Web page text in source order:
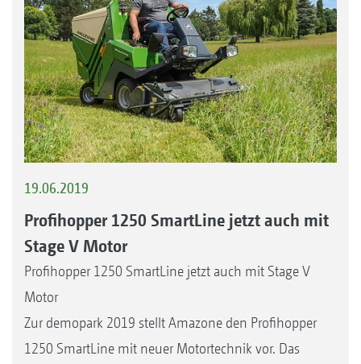
19.06.2019
Profihopper 1250 SmartLine jetzt auch mit
Stage V Motor
Profihopper 1250 SmartLine jetzt auch mit Stage V
Motor
Zur demopark 2019 stellt Amazone den Profihopper
1250 SmartLine mit neuer Motortechnik vor. Das